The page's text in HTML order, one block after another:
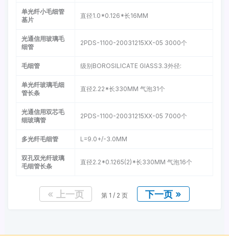
单光纤小毛细管
基片
直径1.0*0.126*长16MM
光通信用玻璃毛
细管
2PDS-1100-20031215XX-05 3000个
毛细管 级别BOROSILICATE GIASS3.3外径:
单光纤玻璃毛细
管长条
直径2.22*长330MM 气泡31个
光通信用双芯毛
细玻璃管
2PDS-1100-20031215XX-05 7000个
多光纤毛细管 L=9.0+/-3.0MM
双孔双光纤玻璃
毛细管长条
直径2.2*0.1265(2)*长330MM 气泡16个
« 上一页 第 1 / 2 页 下一页 »